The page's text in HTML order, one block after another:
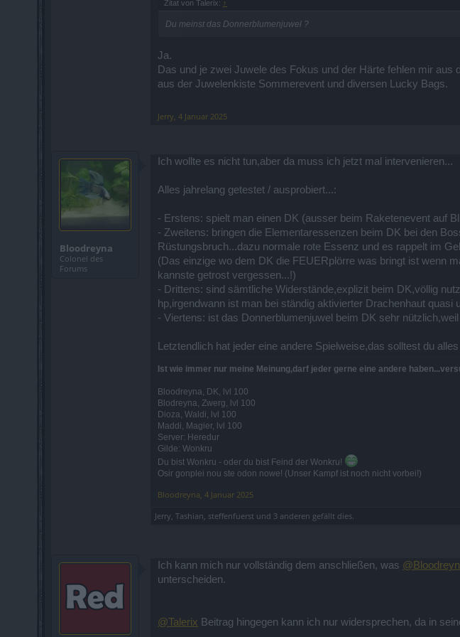
Zitat von Talerix: ↑
Du meinst das Donnerblumenjuwel ?
Ja.
Das und je zwei Juwele des Fokus und der Härte fehlen mir
aus der Juwelenkiste Sommerevent und diversen Lucky Bags.
Jerry 4 Januar 2025
Bloodreyna
Colonel des
Forums
Ich wollte es nicht tun,aber da muss ich jetzt mal intervenieren...
Alles jahrelang getestet / ausprobiert...:
- Erstens: spielt man einen DK (ausser beim Raketenevent auf
- Zweitens: bringen die Elementaressenzen beim DK bei den
Rüstungsbruch...dazu normale rote Essenz und es rappelt im
(Das einzige wo dem DK die FEUERplörre was bringt ist wenn
kannste getrost vergessen...!)
- Drittens: sind sämtliche Widerstände,explizit beim DK,völlig
hp,irgendwann ist man bei ständig aktivierter Drachenhaut quasi
- Viertens: ist das Donnerblumenjuwel beim DK sehr
Letztendlich hat jeder eine andere Spielweise,das solltest du
Ist wie immer nur meine Meinung,darf jeder gerne eine andere
Bloodreyna, DK, lvl 100
Blodreyna, Zwerg, lvl 100
Dioza, Waldi, lvl 100
Maddi, Magier, lvl 100
Server: Heredur
Gilde: Wonkru
Du bist Wonkru - oder du bist Feind der Wonkru!
Osir gonplei nou ste odon nowe! (Unser Kampf ist noch nicht vorbei!)
Bloodreyna 4 Januar 2025
Jerry Tashian steffenfuerst und 3 anderen gefällt dies.
Ich kann mich nur vollständig dem anschließen, was
unterscheiden.
@Talerix Beitrag hingegen kann ich nur widersprechen, da in